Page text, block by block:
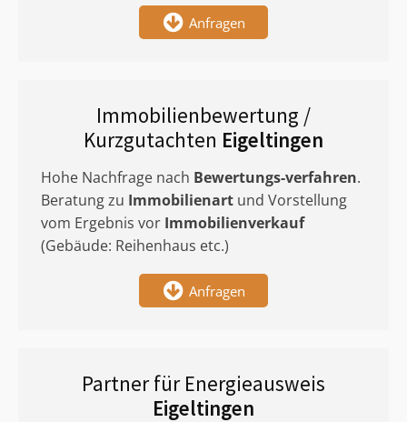
Anfragen
Immobilienbewertung /
Kurzgutachten Eigeltingen
Hohe Nachfrage nach Bewertungs-verfahren.
Beratung zu Immobilienart und Vorstellung
vom Ergebnis vor Immobilienverkauf
(Gebäude: Reihenhaus etc.)
Anfragen
Partner für Energieausweis
Eigeltingen